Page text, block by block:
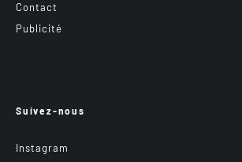
Contact
Publicité
Suivez-nous
Instagram